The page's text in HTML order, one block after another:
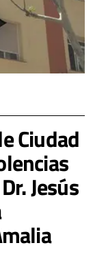
Ciudad
Jesús